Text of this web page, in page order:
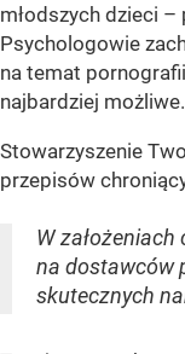
młodszych dzieci
Psychologowie
na temat
najbardziej możliwe.
Stowarzyszenie
przepisów
W
na dostawców
skutecznych